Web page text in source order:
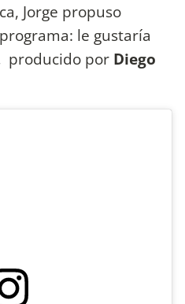
Jorge propuso
le gustaría
producido por Diego